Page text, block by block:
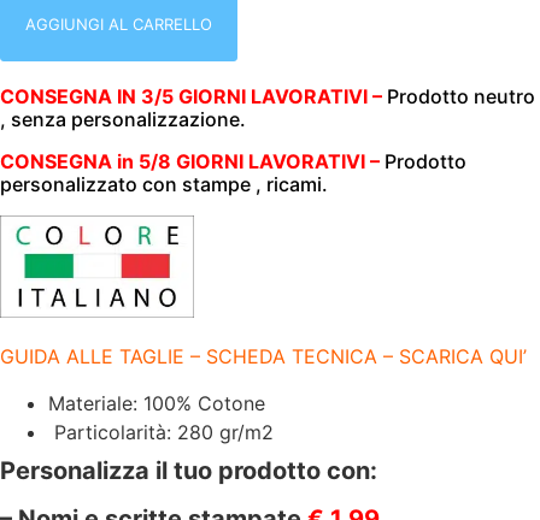
INTERA
COLORE
|
280
|
100%
COTONE
|
MI805
NAVY+BIANCO
quantità
AGGIUNGI AL CARRELLO
CONSEGNA IN 3/5 GIORNI LAVORATIVI – Prodotto neutro
, senza personalizzazione.
CONSEGNA in 5/8 GIORNI LAVORATIVI – Prodotto
personalizzato con stampe , ricami.
GUIDA ALLE TAGLIE – SCHEDA TECNICA – SCARICA QUI’
Materiale: 100% Cotone
Particolarità: 280 gr/m2
Personalizza il tuo prodotto con: